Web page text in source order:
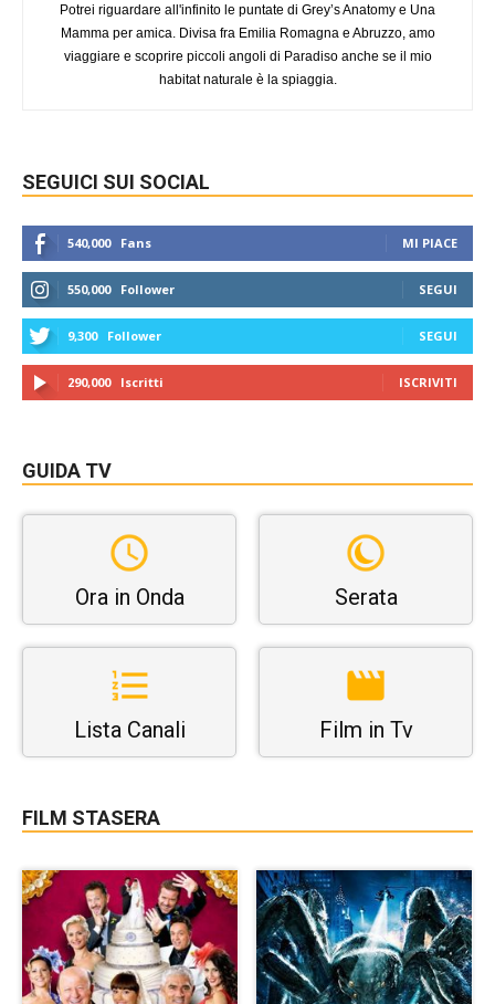
Potrei riguardare all'infinito le puntate di Grey’s Anatomy e Una
Mamma per amica. Divisa fra Emilia Romagna e Abruzzo, amo
viaggiare e scoprire piccoli angoli di Paradiso anche se il mio
habitat naturale è la spiaggia.
SEGUICI SUI SOCIAL
540,000 Fans MI PIACE
550,000 Follower SEGUI
9,300 Follower SEGUI
290,000 Iscritti ISCRIVITI
GUIDA TV
Ora in Onda Serata
Lista Canali Film in Tv
FILM STASERA